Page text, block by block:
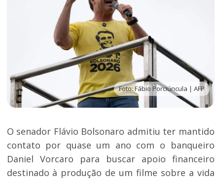
Foto: Fábio Porciúncula | AFP
O senador Flávio Bolsonaro admitiu ter mantido
contato por quase um ano com o banqueiro
Daniel Vorcaro para buscar apoio financeiro
destinado à produção de um filme sobre a vida